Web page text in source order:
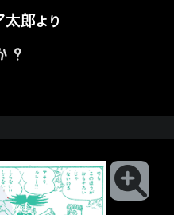
太郎より
？